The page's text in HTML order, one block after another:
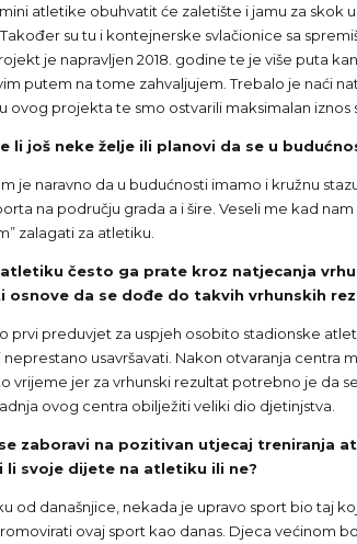
atletike obuhvatit će zaletište i jamu za skok
su tu i kontejnerske svlačionice sa
je napravljen 2018. godine te je više puta
putem na tome zahvaljujem. Trebalo je naći
ovog projekta te smo ostvarili maksimalan iznos
li još neke želje ili planovi da se u
je naravno da u budućnosti imamo i kružnu
na području grada a i šire. Veseli me kad
zalagati za atletiku.
često ga prate kroz natjecanja
osnove da se dođe do takvih vrhunskih
prvi preduvjet za uspjeh osobito stadionske
neprestano usavršavati. Nakon otvaranja centra
vrijeme jer za vrhunski rezultat potrebno je da
ovog centra obilježiti veliki dio djetinjstva.
zaboravi na pozitivan utjecaj treniranja
li svoje dijete na atletiku ili ne?
od današnjice, nekada je upravo sport bio taj
ovaj sport kao danas. Djeca većinom